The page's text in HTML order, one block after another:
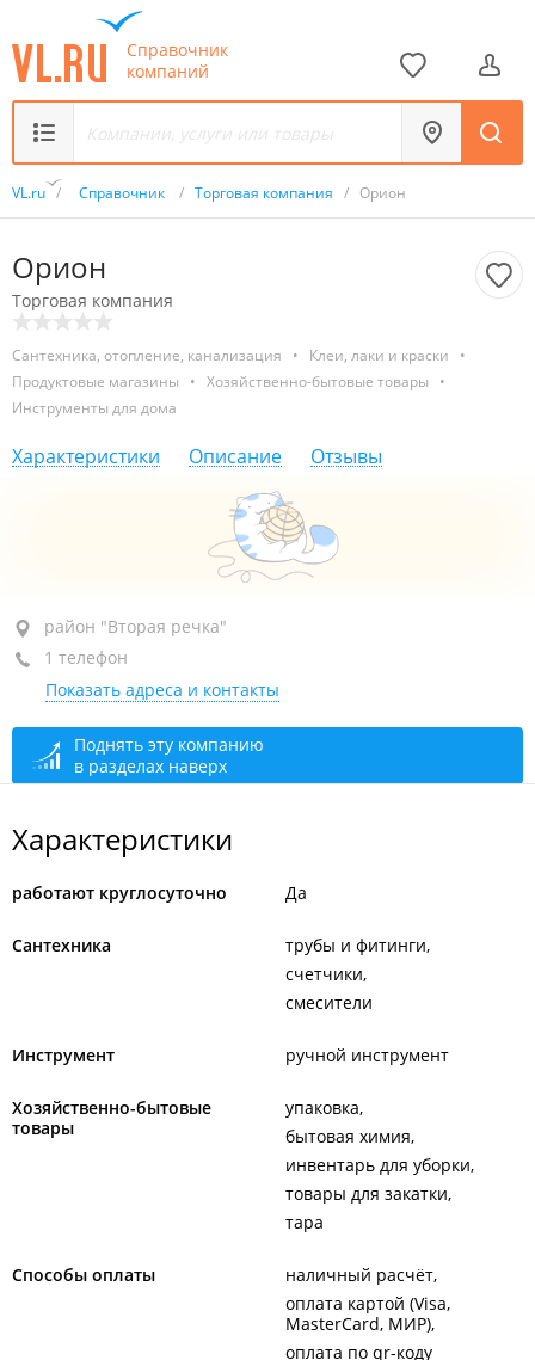
Справочник
компаний
VL.ru / Справочник / Торговая компания / Орион
Орион
Торговая компания
Сантехника, отопление, канализация • Клеи, лаки и краски
•
Продуктовые магазины
• Хозяйственно-бытовые товары
•
Инструменты для дома
Характеристики Описание Отзывы
район "Вторая речка", ул. Кирова, 38
+7 953 201-02-08
Продуктовый отдел круглосуточно
Хозяйственно-бытовой отдел
через 5 мин.
район "Вторая речка"
1 телефон
Показать адреса и контакты
Поднять эту компанию
в разделах наверх
Характеристики
работают круглосуточно Да
Сантехника
трубы и фитинги
счетчики
смесители
Инструмент ручной инструмент
Хозяйственно-бытовые
товары
упаковка
бытовая химия
инвентарь для уборки
товары для закатки
тара
Способы оплаты
наличный расчёт
оплата картой (Visa,
MasterCard, МИР)
оплата по qr-коду